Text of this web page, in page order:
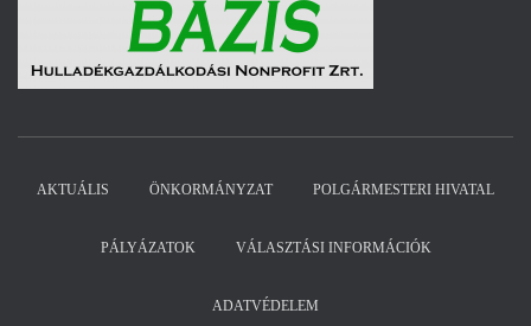
AKTUÁLIS ÖNKORMÁNYZAT POLGÁRMESTERI HIVATAL
PÁLYÁZATOK VÁLASZTÁSI INFORMÁCIÓK
ADATVÉDELEM